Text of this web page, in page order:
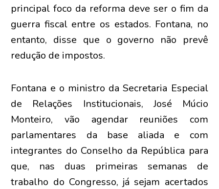
principal foco da reforma deve ser o fim da
guerra fiscal entre os estados. Fontana, no
entanto, disse que o governo não prevê
redução de impostos.
Fontana e o ministro da Secretaria Especial
de Relações Institucionais, José Múcio
Monteiro, vão agendar reuniões com
parlamentares da base aliada e com
integrantes do Conselho da República para
que, nas duas primeiras semanas de
trabalho do Congresso, já sejam acertados